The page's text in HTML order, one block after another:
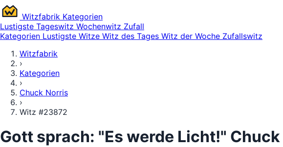
Witzfabrik Kategorien
Lustigste Tageswitz Wochenwitz Zufall
Kategorien Lustigste Witze Witz des Tages Witz der Woche Zufallswitz
Witzfabrik
›
Kategorien
›
Chuck Norris
›
Witz #23872
Gott sprach: "Es werde Licht!"